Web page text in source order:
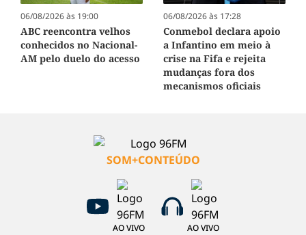
06/08/2026 às 19:00
ABC reencontra velhos
conhecidos no Nacional-
AM pelo duelo do acesso
06/08/2026 às 17:28
Conmebol declara apoio
a Infantino em meio à
crise na Fifa e rejeita
mudanças fora dos
mecanismos oficiais
SOM+CONTEÚDO
AO VIVO AO VIVO